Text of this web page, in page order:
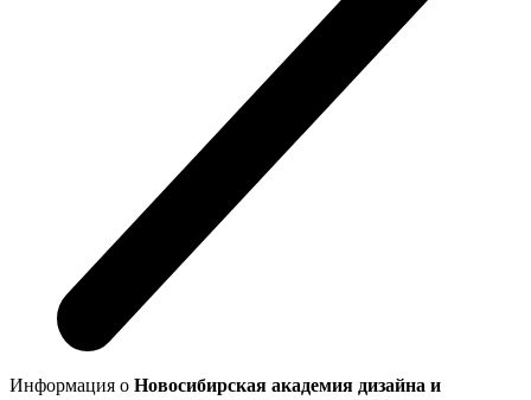
Информация о Новосибирская академия дизайна и